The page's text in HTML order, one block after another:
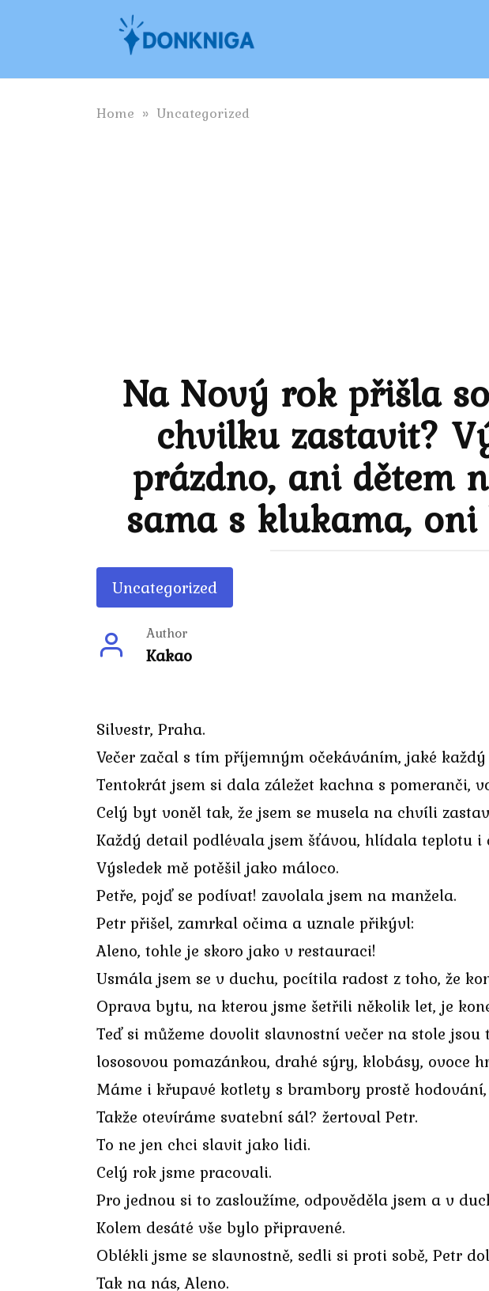
Home » Uncategorized
Na Nový rok přišla
chvilku zastavit?
prázdno, ani dětem
sama s klukama,
Uncategorized
Author
Kakao
Silvestr, Praha.
Večer začal s tím příjemným očekáváním, jaké
Tentokrát jsem si dala záležet kachna s pomeranči,
Celý byt voněl tak, že jsem se musela na chvíli
Každý detail podlévala jsem šťávou, hlídala teplotu
Výsledek mě potěšil jako máloco.
Petře, pojď se podívat! zavolala jsem na manžela.
Petr přišel, zamrkal očima a uznale přikývl:
Aleno, tohle je skoro jako v restauraci!
Usmála jsem se v duchu, pocítila radost z toho, že
Oprava bytu, na kterou jsme šetřili několik let, je
Teď si můžeme dovolit slavnostní večer na stole
lososovou pomazánkou, drahé sýry, klobásy, ovoce
Máme i křupavé kotlety s brambory prostě
Takže otevíráme svatební sál? žertoval Petr.
To ne jen chci slavit jako lidi.
Celý rok jsme pracovali.
Pro jednou si to zasloužíme, odpověděla jsem a v
Kolem desáté vše bylo připravené.
Oblékli jsme se slavnostně, sedli si proti sobě, Petr
Tak na nás, Aleno.